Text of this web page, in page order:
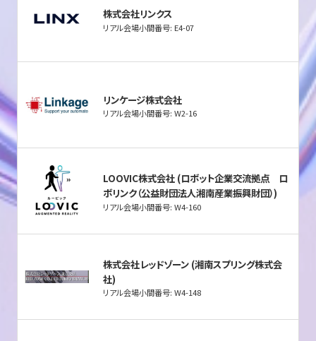
株式会社リンクス
リアル会場小間番号: E4-07
リンケージ株式会社
リアル会場小間番号: W2-16
LOOVIC株式会社 (ロボット企業交流拠点 ロ
ボリンク（公益財団法人湘南産業振興財団）)
リアル会場小間番号: W4-160
株式会社レッドゾーン (湘南スプリング株式会
社)
リアル会場小間番号: W4-148